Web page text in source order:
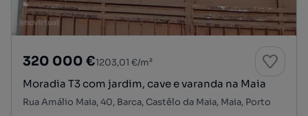
320 000 €1203,01 €/m²
Moradia T3 com jardim, cave e varanda na Maia
Rua Amálio Maia, 40, Barca, Castêlo da Maia, Maia, Porto